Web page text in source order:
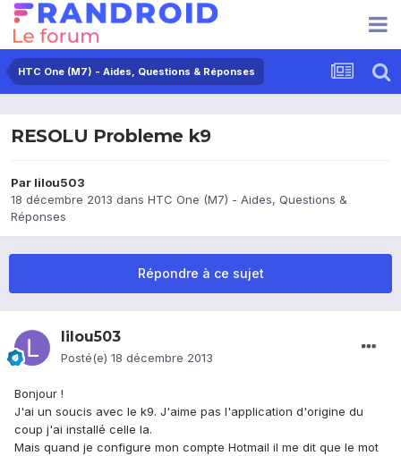
HTC One (M7) - Aides, Questions & Réponses
RESOLU Probleme k9
Par lilou503
18 décembre 2013 dans HTC One (M7) - Aides, Questions &
Réponses
Répondre à ce sujet
lilou503
Posté(e) 18 décembre 2013
Bonjour !
J'ai un soucis avec le k9. J'aime pas l'application d'origine du
coup j'ai installé celle la.
Mais quand je configure mon compte Hotmail il me dit que le mot